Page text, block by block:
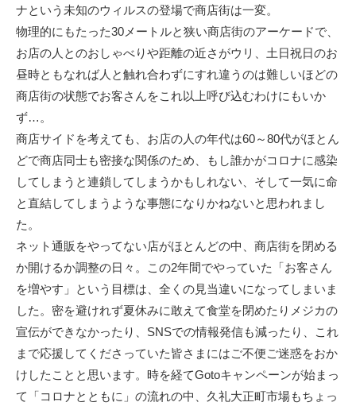
ナという未知のウィルスの登場で商店街は一変。
物理的にもたった30メートルと狭い商店街のアーケードで、
お店の人とのおしゃべりや距離の近さがウリ、土日祝日のお
昼時ともなれば人と触れ合わずにすれ違うのは難しいほどの
商店街の状態でお客さんをこれ以上呼び込むわけにもいか
ず…。
商店サイドを考えても、お店の人の年代は60～80代がほとん
どで商店同士も密接な関係のため、もし誰かがコロナに感染
してしまうと連鎖してしまうかもしれない、そして一気に命
と直結してしまうような事態になりかねないと思われまし
た。
ネット通販をやってない店がほとんどの中、商店街を閉める
か開けるか調整の日々。この2年間でやっていた「お客さん
を増やす」という目標は、全くの見当違いになってしまいま
した。密を避けれず夏休みに敢えて食堂を閉めたりメジカの
宣伝ができなかったり、SNSでの情報発信も減ったり、これ
まで応援してくださっていた皆さまにはご不便ご迷惑をおか
けしたことと思います。時を経てGotoキャンペーンが始まっ
て「コロナとともに」の流れの中、久礼大正町市場もちょっ